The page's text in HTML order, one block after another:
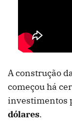
A construção
começou há
investimentos
dólares.